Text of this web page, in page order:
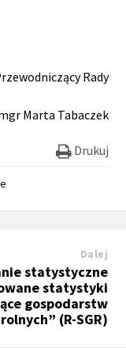
Rady
Marta Tabaczek
Drukuj
Dalej
statystyczne
statystyki
gospodarstw
rolnych” (R-SGR)